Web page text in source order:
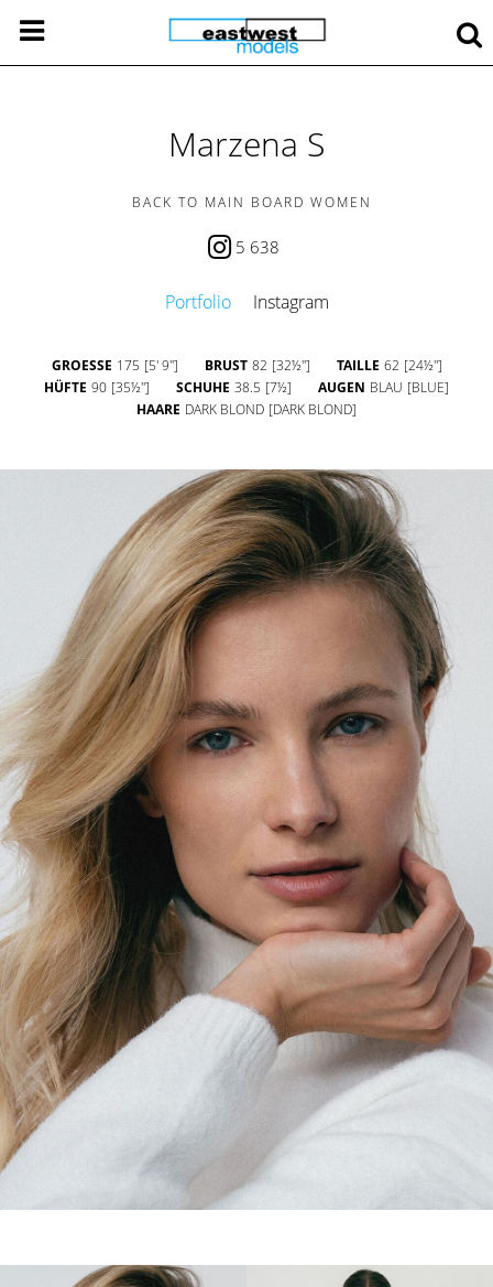
Marzena S
BACK TO MAIN BOARD WOMEN
5 638
Portfolio Instagram
GROESSE 175 [5' 9''] BRUST 82 [32½''] TAILLE 62 [24½'']
HÜFTE 90 [35½''] SCHUHE 38.5 [7½] AUGEN BLAU [BLUE]
HAARE DARK BLOND [DARK BLOND]